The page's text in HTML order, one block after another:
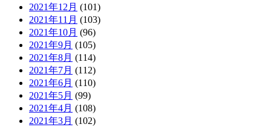
2021年12月 (101)
2021年11月 (103)
2021年10月 (96)
2021年9月 (105)
2021年8月 (114)
2021年7月 (112)
2021年6月 (110)
2021年5月 (99)
2021年4月 (108)
2021年3月 (102)